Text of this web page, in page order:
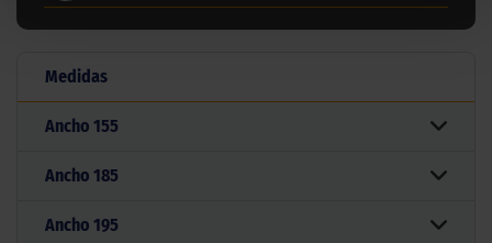
Medidas
Ancho 155
Ancho 185
Ancho 195